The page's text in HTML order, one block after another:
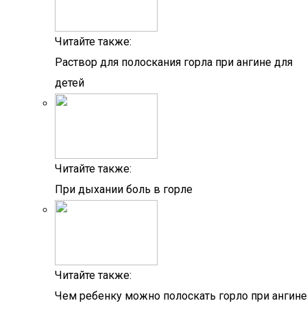
Читайте также:
Раствор для полоскания горла при ангине для
детей
Читайте также:
При дыхании боль в горле
Читайте также:
Чем ребенку можно полоскать горло при ангине